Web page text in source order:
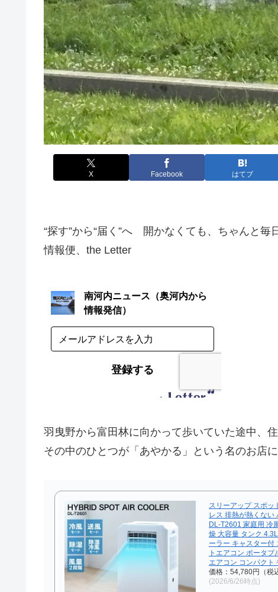
X Facebook はてブ
“探す”から“届く”へ 開かなくても、ちゃんと
情報便、the Letter
羽曳野から富田林に向かって歩いていた途中、
その中のひとつが「あやかる」という名のお店に
スリーアップ スポッ
レス 排熱が熱くない
DL-T2601 家庭用 冷
燥 大容量 タンク
ーラー キャスター付
トエアコン ポータ
エアコン コンパクト
価格：54,780円（税
(2026/6/26時点)